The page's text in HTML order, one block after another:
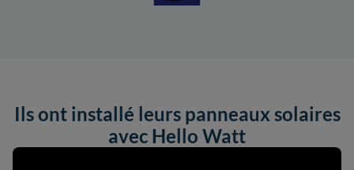
Ils ont installé leurs panneaux solaires
avec Hello Watt